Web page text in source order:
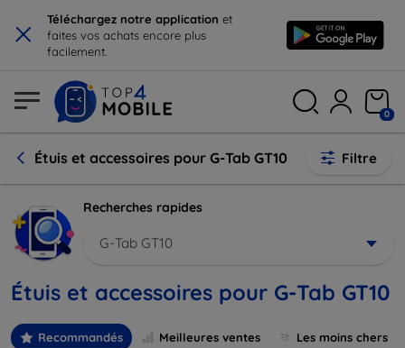
× Téléchargez notre application et
faites vos achats encore plus
facilement.
0
Étuis et accessoires pour G-Tab GT10 Filtre
Recherches rapides
G-Tab GT10
Étuis et accessoires pour G-Tab GT10
Recommandés Meilleures ventes Les moins chers